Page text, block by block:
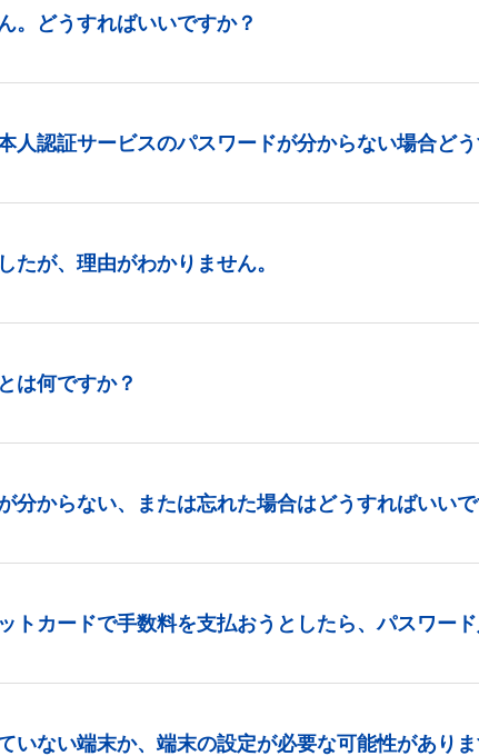
。どうすればいいですか？
人認証サービスのパスワードが分からない場合ど
たが、理由がわかりません。
は何ですか？
分からない、または忘れた場合はどうすればいい
トカードで手数料を支払おうとしたら、パスワー
いない端末か、端末の設定が必要な可能性があり